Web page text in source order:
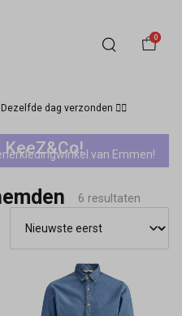
0
dag verzonden 🏃‍♀️
van Emmen!
6 resultaten